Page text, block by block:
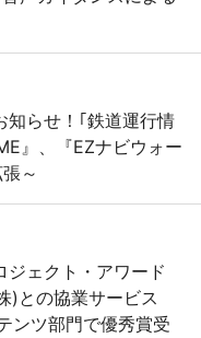
知らせ！｢鉄道運行情
』、『EZナビウォー
～
ジェクト・アワード
)との協業サービス
ンツ部門で優秀賞受